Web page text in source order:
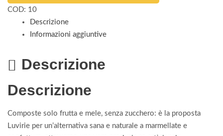
COD: 10
Descrizione
Informazioni aggiuntive
Descrizione
Descrizione
Composte solo frutta e mele, senza zucchero: è la proposta
Luvirie per un’alternativa sana e naturale a marmellate e